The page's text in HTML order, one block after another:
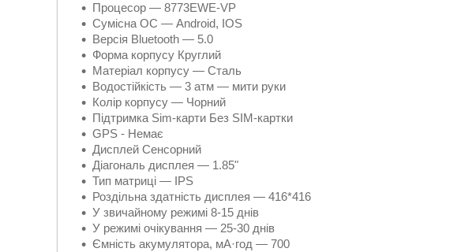
Процесор — 8773EWE-VP
Сумісна ОС — Android, IOS
Версія Bluetooth — 5.0
Форма корпусу Круглий
Матеріал корпусу — Сталь
Водостійкість — 3 атм — мити руки
Колір корпусу — Чорний
Підтримка Sim-карти Без SIM-картки
GPS - Немає
Дисплей Сенсорний
Діагональ дисплея — 1.85"
Тип матриці — IPS
Роздільна здатність дисплея — 416*416
У звичайному режимі 8-15 днів
У режимі очікування — 25-30 днів
Ємність акумулятора, мА·год — 700